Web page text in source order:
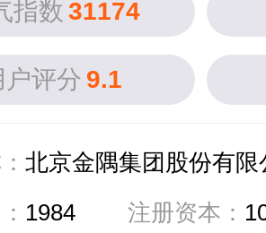
指数 31174
户评分 9.1
北京金隅集团股份有限
1984 注册资本：